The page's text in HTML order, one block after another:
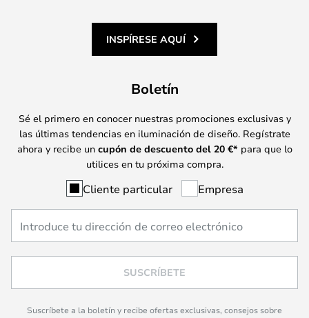
INSPÍRESE AQUÍ
Boletín
Sé el primero en conocer nuestras promociones exclusivas y
las últimas tendencias en iluminación de diseño. Regístrate
ahora y recibe un cupón de descuento del 20 €* para que lo
utilices en tu próxima compra.
Cliente particular Empresa
SUSCRÍBETE
Suscríbete a la boletín y recibe ofertas exclusivas, consejos sobre